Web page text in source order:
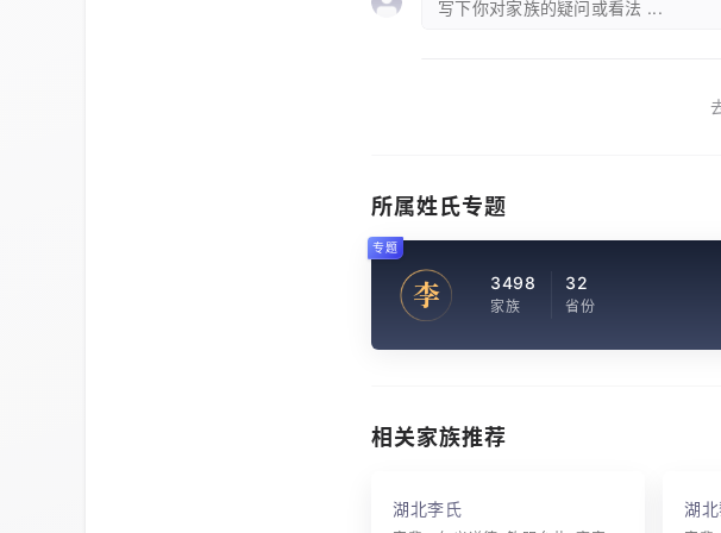
写下你对家族的疑问或看法 ...
所属姓氏专题
李 3498
家族
32
省份
专题
相关家族推荐
湖北李氏 湖